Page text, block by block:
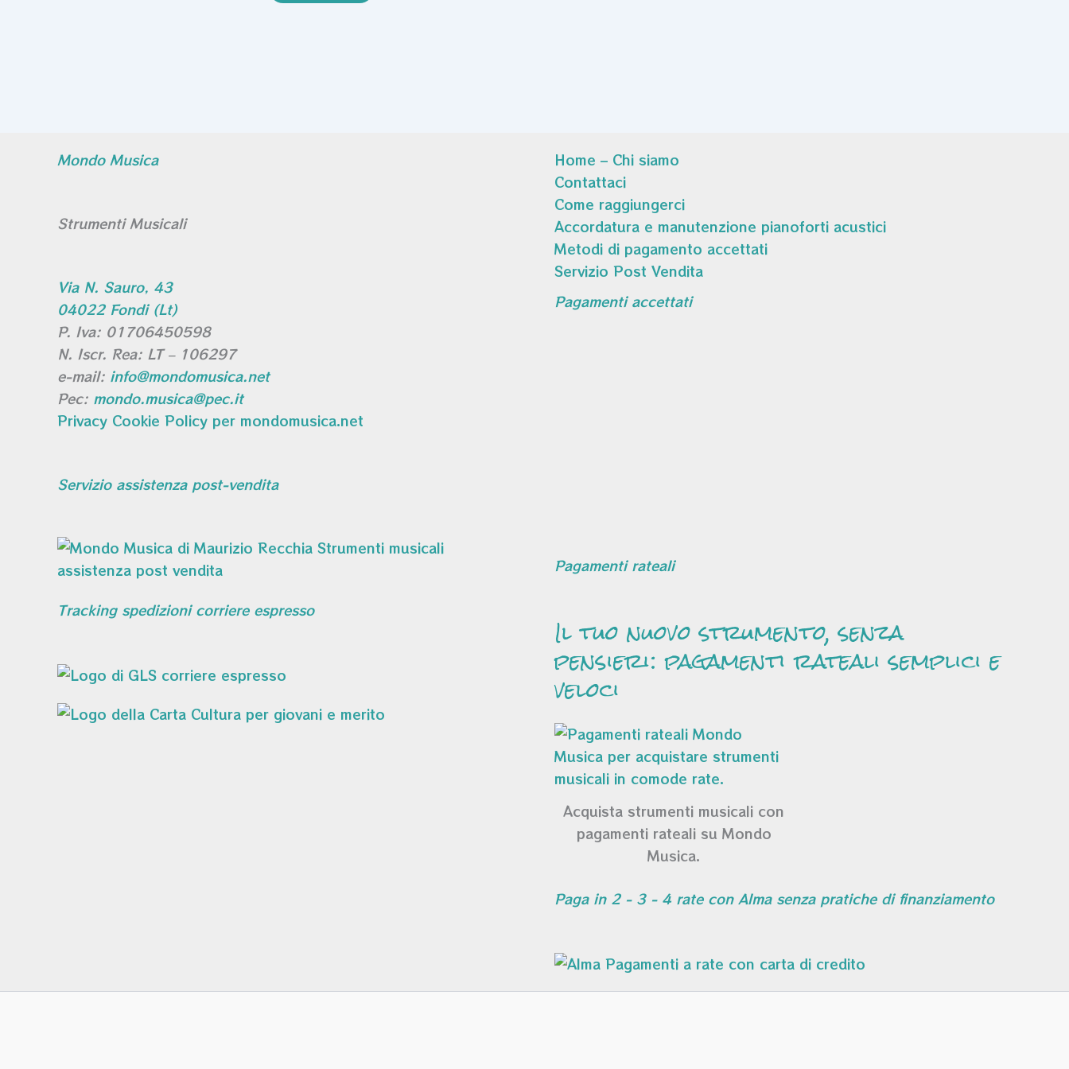
Mondo Musica
Strumenti Musicali
Via N. Sauro, 43
04022 Fondi (Lt)
P. Iva: 01706450598
N. Iscr. Rea: LT – 106297
e-mail: info@mondomusica.net
Pec: mondo.musica@pec.it
Privacy Cookie Policy per mondomusica.net
Servizio assistenza post-vendita
Tracking spedizioni corriere espresso
Home – Chi siamo
Contattaci
Come raggiungerci
Accordatura e manutenzione pianoforti acustici
Metodi di pagamento accettati
Servizio Post Vendita
Pagamenti accettati
Pagamenti rateali
Il tuo nuovo strumento, senza
pensieri: pagamenti rateali semplici e
veloci
Acquista strumenti musicali con
pagamenti rateali su Mondo
Musica.
Paga in 2 - 3 - 4 rate con Alma senza pratiche di finanziamento